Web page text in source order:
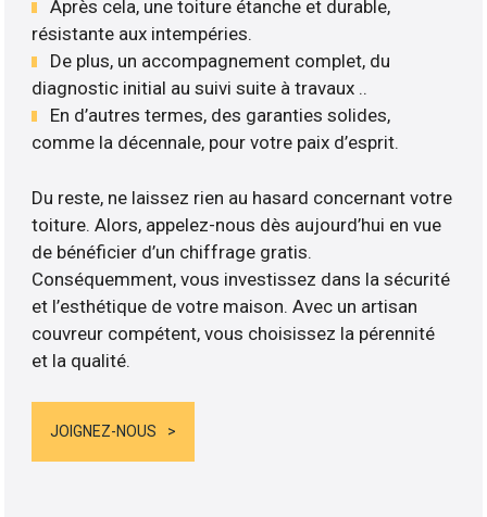
Après cela, une toiture étanche et durable,
résistante aux intempéries.
De plus, un accompagnement complet, du
diagnostic initial au suivi suite à travaux ..
En d’autres termes, des garanties solides,
comme la décennale, pour votre paix d’esprit.
Du reste, ne laissez rien au hasard concernant votre
toiture. Alors, appelez-nous dès aujourd’hui en vue
de bénéficier d’un chiffrage gratis.
Conséquemment, vous investissez dans la sécurité
et l’esthétique de votre maison. Avec un artisan
couvreur compétent, vous choisissez la pérennité
et la qualité.
JOIGNEZ-NOUS